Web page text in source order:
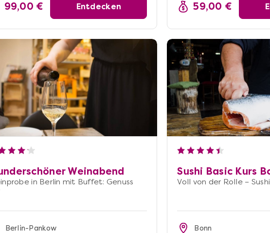
99,00 € Entdecken 59,00 €
Weinabend
in Berlin mit Buffet: Genuss
Berlin-Pankow
Sushi Basic Kurs
Voll von der Rolle –
Bonn